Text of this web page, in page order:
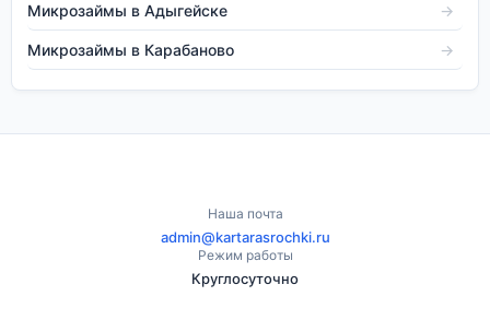
Микрозаймы в Адыгейске →
Микрозаймы в Карабаново →
Наша почта
admin@kartarasrochki.ru
Режим работы
Круглосуточно